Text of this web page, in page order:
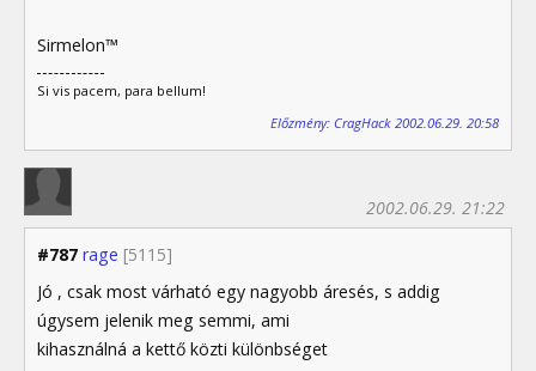
Sirmelon™
Si vis pacem, para bellum!
Előzmény: CragHack 2002.06.29. 20:58
#787 rage [5115]
2002.06.29. 21:22
Jó , csak most várható egy nagyobb áresés, s addig
úgysem jelenik meg semmi, ami
kihasználná a kettő közti különbséget